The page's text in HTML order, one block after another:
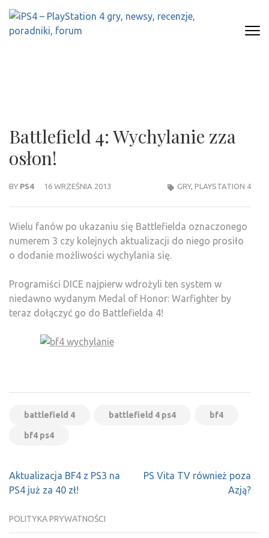
Skip
content
Battlefield 4: Wychylanie zza
osłon!
BY PS4 16 WRZEŚNIA 2013 GRY, PLAYSTATION 4
Wielu fanów po ukazaniu się Battlefielda oznaczonego
numerem 3 czy kolejnych aktualizacji do niego prosiło
o dodanie możliwości wychylania się.
Programiści DICE najpierw wdrożyli ten system w
niedawno wydanym Medal of Honor: Warfighter by
teraz dołączyć go do Battlefielda 4!
battlefield 4 battlefield 4 ps4 bf4
bf4 ps4
Nawigacja
wpisu
Aktualizacja BF4 z PS3 na
PS4 już za 40 zł!
PS Vita TV również poza
Azją?
POLITYKA PRYWATNOŚCI